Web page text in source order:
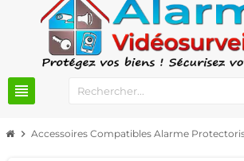
view_headline
chevron_right Accessoires Compatibles Alarme